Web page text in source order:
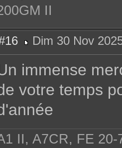
II
e
Dim 30 Nov
immense
votre temps
II, A7CR, FE 20-